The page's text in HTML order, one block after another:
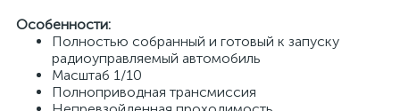
Особенности:
Полностью собранный и готовый к запуску
радиоуправляемый автомобиль
Масштаб 1/10
Полноприводная трансмиссия